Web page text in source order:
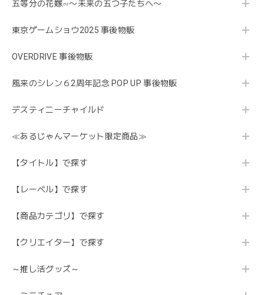
五等分の花嫁∽〜未来の五つ子たちへ〜
東京ゲームショウ2025 事後物販
OVERDRIVE 事後物販
風来のシレン６2周年記念 POP UP 事後物販
デスティニーチャイルド
≪あるじゃんマーケット限定商品≫
【タイトル】で探す
【レーベル】で探す
【商品カテゴリ】で探す
【クリエイター】で探す
～推し活グッズ～